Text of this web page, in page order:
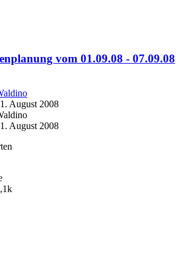
vom 01.09.08 - 07.09.08
August 2008
August 2008